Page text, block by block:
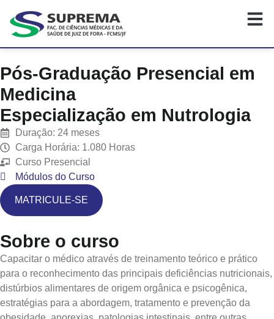
Pós-Graduação Presencial em
Medicina
Especialização em Nutrologia
Duração: 24 meses
Carga Horária: 1.080 Horas
Curso Presencial
Módulos do Curso
MATRICULE-SE
Sobre o curso
Capacitar o médico através de treinamento teórico e prático
para o reconhecimento das principais deficiências nutricionais,
distúrbios alimentares de origem orgânica e psicogênica,
estratégias para a abordagem, tratamento e prevenção da